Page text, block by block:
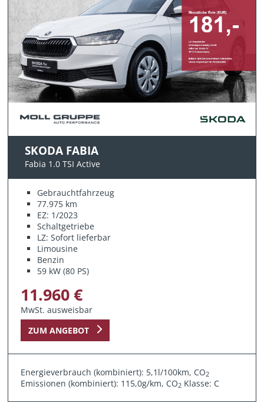
SKODA FABIA
Fabia 1.0 TSI Active
Gebrauchtfahrzeug
77.975 km
EZ: 1/2023
Schaltgetriebe
LZ: Sofort lieferbar
Limousine
Benzin
59 kW (80 PS)
11.960 €
MwSt. ausweisbar
ZUM ANGEBOT
Energieverbrauch (kombiniert): 5,1l/100km, CO2
Emissionen (kombiniert): 115,0g/km, CO2 Klasse: C